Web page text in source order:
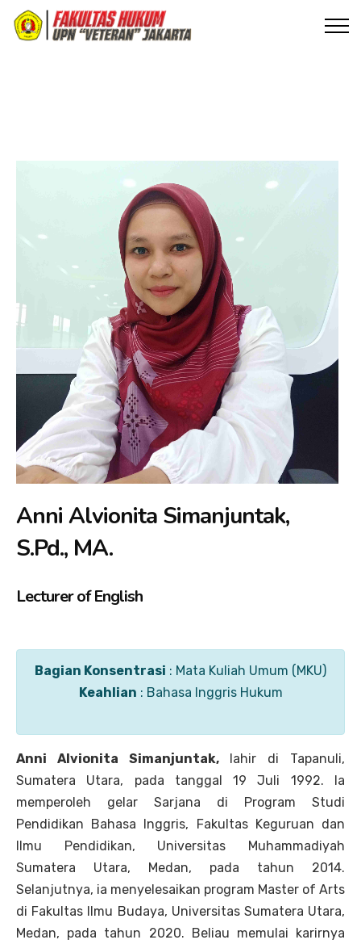
Anni Alvionita Simanjuntak,
S.Pd., MA.
Lecturer of English
Bagian Konsentrasi : Mata Kuliah Umum (MKU)
Keahlian : Bahasa Inggris Hukum
Anni Alvionita Simanjuntak,lahir di Tapanuli,
Sumatera Utara, pada tanggal 19 Juli 1992. Ia
memperoleh gelar Sarjana di Program Studi
Pendidikan Bahasa Inggris, Fakultas Keguruan dan
Ilmu Pendidikan, Universitas Muhammadiyah
Sumatera Utara, Medan, pada tahun 2014.
Selanjutnya, ia menyelesaikan program Master of Arts
di Fakultas Ilmu Budaya, Universitas Sumatera Utara,
Medan, pada tahun 2020. Beliau memulai karirnya